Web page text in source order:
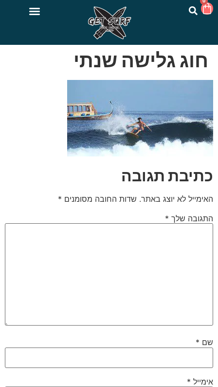
חוג גלישה שנתי
כתיבת תגובה
האימייל לא יוצג באתר. שדות החובה מסומנים *
התגובה שלך *
שם *
אימייל *